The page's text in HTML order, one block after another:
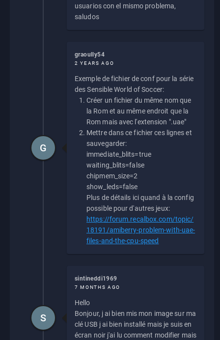
usuarios con el mismo problema,
saludos
graoully54
2 YEARS AGO
Exemple de fichier de conf pour la série
des Sensible World of Soccer:
Créer un fichier du même nom que
la Rom et au même endroit que la
Rom mais avec l'extension ".uae"
Mettre dans ce fichier ces lignes et
sauvegarder:
immediate_blits=true
waiting_blits=false
chipmem_size=2
show_leds=false
Plus de détails ici quand à la config
possible pour d'autres jeux:
https://forum.recalbox.com/topic/
18191/amiberry-problem-with-uae-
files-and-the-cpu-speed
G
sintineddi1969
7 MONTHS AGO
Hello
Bonjour, j ai bien mis mon image sur ma
clé USB j ai bien installé mais je suis en
écran noir j'ai lu comment modifier mais
S